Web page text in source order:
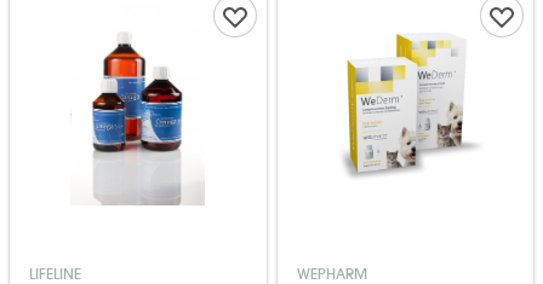
LIFELINE WEPHARM